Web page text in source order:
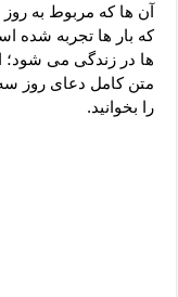
دعای قوی رفع ترس –
دعا برای پولدار شدن
آن ها که مربوط به
که بار ها تجربه شده
ها در زندگی می شود؛
متن کامل دعای روز
را بخوانید.